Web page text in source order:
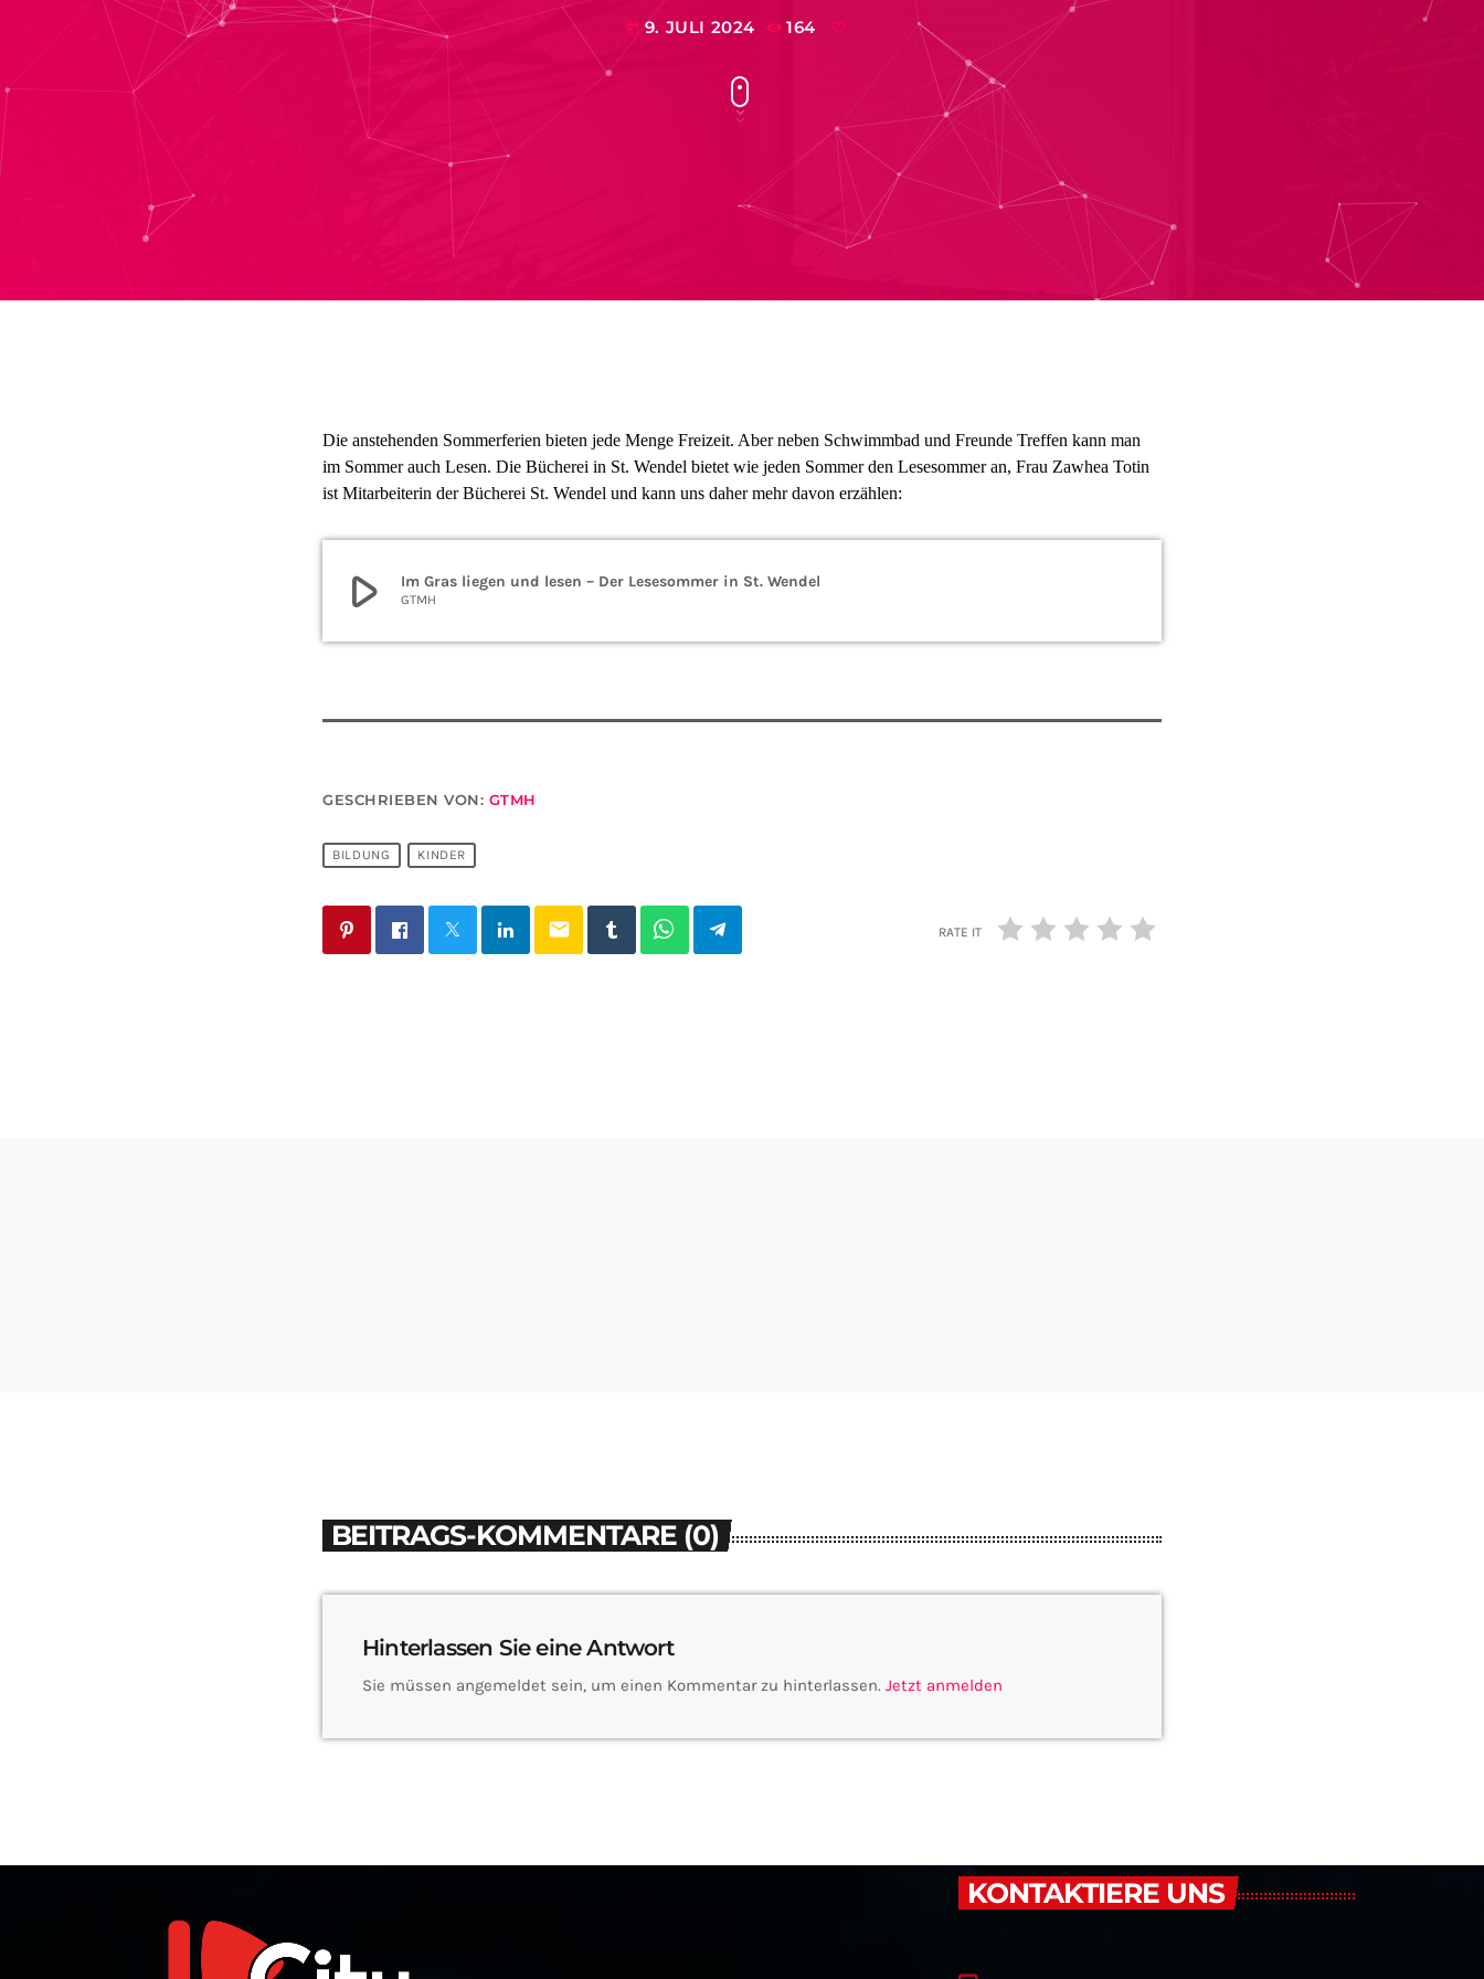
today 9. JULI 2024 164
Die anstehenden Sommerferien bieten jede Menge Freizeit. Aber neben Schwimmbad und Freunde Treffen kann man
im Sommer auch Lesen. Die Bücherei in St. Wendel bietet wie jeden Sommer den Lesesommer an, Frau Zawhea Totin
ist Mitarbeiterin der Bücherei St. Wendel und kann uns daher mehr davon erzählen:
play_arrow Im Gras liegen und lesen – Der Lesesommer in St. Wendel
GTMH
GESCHRIEBEN VON: GTMH
BILDUNG KINDER
email RATE IT
BEITRAGS-KOMMENTARE (0)
Hinterlassen Sie eine Antwort
Sie müssen angemeldet sein, um einen Kommentar zu hinterlassen. Jetzt anmelden
KONTAKTIERE UNS